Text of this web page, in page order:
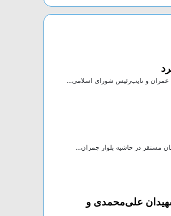
مستقر در حاشیه بلوار چمران…
علی‌محمدی و